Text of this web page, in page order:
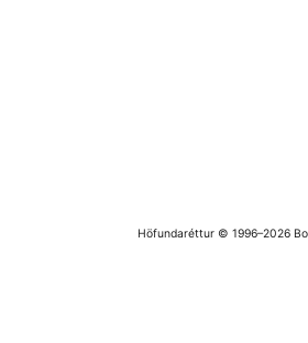
Höfundaréttur © 1996–2026